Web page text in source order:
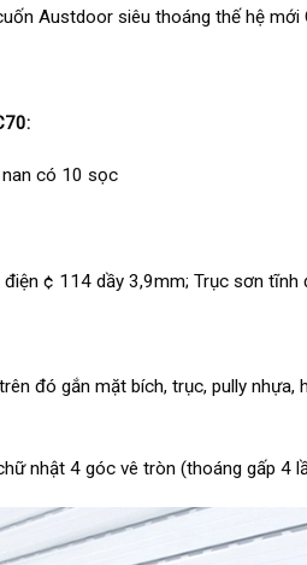
Austdoor siêu thoáng thế hệ mới
nan có 10 sọc
¢ 114 dầy 3,9mm; Trục sơn
đó gắn mặt bích, trục, pully
nhật 4 góc vê tròn (thoáng gấp 4